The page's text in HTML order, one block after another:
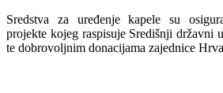
Sredstva za uređenje kapele su
projekte kojeg raspisuje Središnji državni
te dobrovoljnim donacijama zajednice